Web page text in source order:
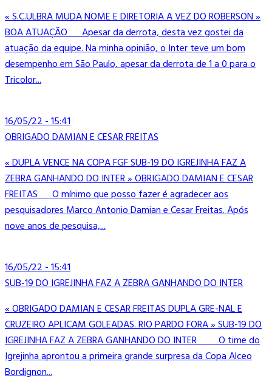
« S.C.ULBRA MUDA NOME E DIRETORIA A VEZ DO ROBERSON »
BOA ATUAÇÃO Apesar da derrota, desta vez gostei da
atuação da equipe. Na minha opinião, o Inter teve um bom
desempenho em São Paulo, apesar da derrota de 1 a 0 para o
Tricolor...
16/05/22 - 15:41
OBRIGADO DAMIAN E CESAR FREITAS
« DUPLA VENCE NA COPA FGF SUB-19 DO IGREJINHA FAZ A
ZEBRA GANHANDO DO INTER » OBRIGADO DAMIAN E CESAR
FREITAS O mínimo que posso fazer é agradecer aos
pesquisadores Marco Antonio Damian e Cesar Freitas. Após
nove anos de pesquisa,...
16/05/22 - 15:41
SUB-19 DO IGREJINHA FAZ A ZEBRA GANHANDO DO INTER
« OBRIGADO DAMIAN E CESAR FREITAS DUPLA GRE-NAL E
CRUZEIRO APLICAM GOLEADAS. RIO PARDO FORA » SUB-19 DO
IGREJINHA FAZ A ZEBRA GANHANDO DO INTER O time do
Igrejinha aprontou a primeira grande surpresa da Copa Alceo
Bordignon...